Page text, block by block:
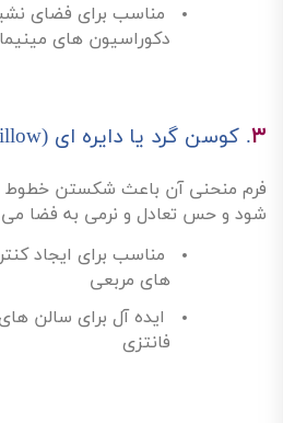
مناسب برای فضای
دکوراسیون های
۳. کوسن گرد یا دایره ای (Round Pillow)
فرم منحنی آن باعث شکستن
شود و حس تعادل و نرمی به فضا
مناسب برای ایجاد
های مربعی
ایده آل برای سالن
فانتزی